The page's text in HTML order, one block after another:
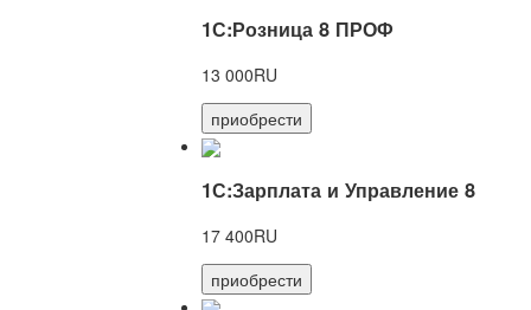
1С:Розница 8 ПРОФ
13 000RU
приобрести
1С:Зарплата и Управление 8
17 400RU
приобрести